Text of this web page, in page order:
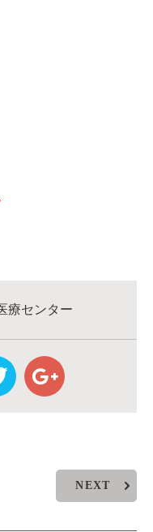
療センター
NEXT